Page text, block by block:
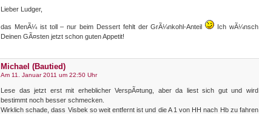
Lieber Ludger,
das MenÃ¼ ist toll – nur beim Dessert fehlt der GrÃ¼nkohl-Anteil
Ich wÃ¼nsch
Deinen GÃ¤sten jetzt schon guten Appetit!
Michael (Bautied)
Am 11. Januar 2011 um 22:50 Uhr
Lese das jetzt erst mit erheblicher VerspÃ¤tung, aber da liest sich gut und wird
bestimmt noch besser schmecken.
Wirklich schade, dass Visbek so weit entfernt ist und die A 1 von HH nach Hb zu fahren